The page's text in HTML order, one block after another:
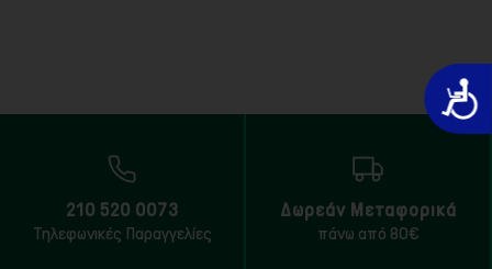
210 520 0073
Τηλεφωνικές Παραγγελίες
Δωρεάν Μεταφορικά
πάνω από 80€